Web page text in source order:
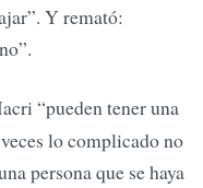
Y remató:
“pueden tener una
lo complicado no
persona que se haya